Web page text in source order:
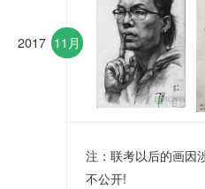
2017 11月
注：联考以后的画因
不公开!